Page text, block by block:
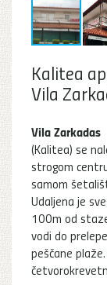
Kalitea
Vila
Vila Zarkadas
(Kalitea) se
strogom
samom
Udaljena je
100m od
vodi do prelepe
peščane